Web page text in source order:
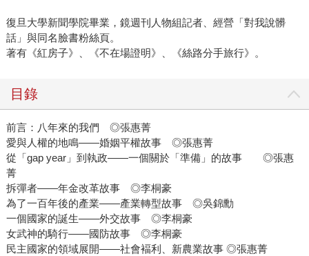
復旦大學新聞學院畢業，鏡週刊人物組記者、經營「對我說髒
話」與同名臉書粉絲頁。
著有《紅房子》、《不在場證明》、《絲路分手旅行》。
目錄
前言：八年來的我們 ◎張惠菁
愛與人權的地鳴——婚姻平權故事 ◎張惠菁
從「gap year」到執政——一個關於「準備」的故事 ◎張惠
菁
拆彈者——年金改革故事 ◎李桐豪
為了一百年後的產業——產業轉型故事 ◎吳錦勳
一個國家的誕生——外交故事 ◎李桐豪
女武神的騎行——國防故事 ◎李桐豪
民主國家的領域展開——社會褔利、新農業故事 ◎張惠菁